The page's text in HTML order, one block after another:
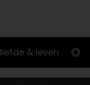
liefde & leven